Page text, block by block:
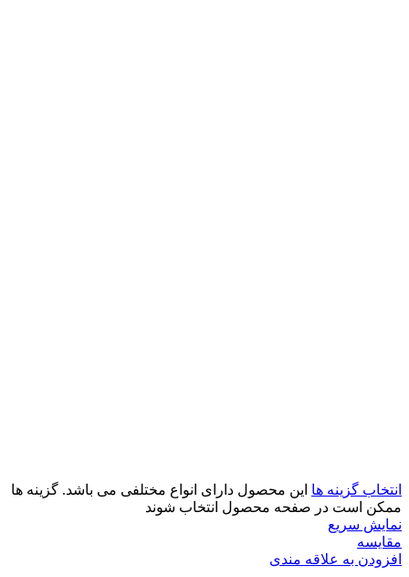
انتخاب گزینه ها این محصول دارای انواع مختلفی می باشد. گزینه ها
ممکن است در صفحه محصول انتخاب شوند
نمایش سریع
مقايسه
افزودن به علاقه مندی